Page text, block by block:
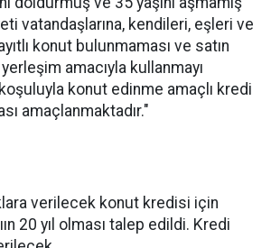
vatandaşlarına, kendileri, eşleri ve
konut bulunmaması ve satın
amacıyla kullanmayı
konut edinme amaçlı kredi
amaçlanmaktadır."
verilecek konut kredisi için
20 yıl olması talep edildi. Kredi